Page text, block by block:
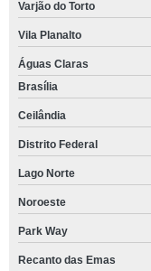
Varjão do Torto
Vila Planalto
Águas Claras
Brasília
Ceilândia
Distrito Federal
Lago Norte
Noroeste
Park Way
Recanto das Emas